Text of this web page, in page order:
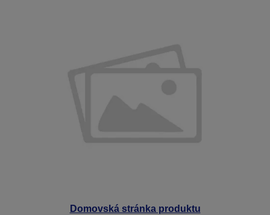
Domovská stránka produktu